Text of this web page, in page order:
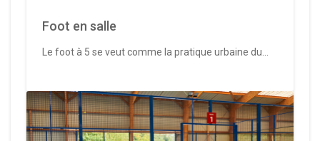
Foot en salle
Le foot à 5 se veut comme la pratique urbaine du...